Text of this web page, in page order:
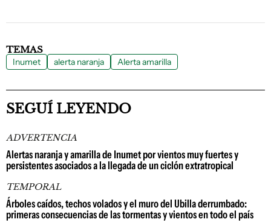
TEMAS
Inumet alerta naranja Alerta amarilla
SEGUÍ LEYENDO
ADVERTENCIA
Alertas naranja y amarilla de Inumet por vientos muy fuertes y
persistentes asociados a la llegada de un ciclón extratropical
TEMPORAL
Árboles caídos, techos volados y el muro del Ubilla derrumbado:
primeras consecuencias de las tormentas y vientos en todo el país